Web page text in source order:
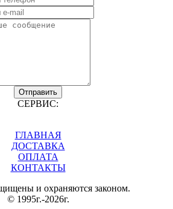
Отправить
СЕРВИС:
ГЛАВНАЯ
ДОСТАВКА
ОПЛАТА
КОНТАКТЫ
и охраняются законом.
© 1995г.-2026г.